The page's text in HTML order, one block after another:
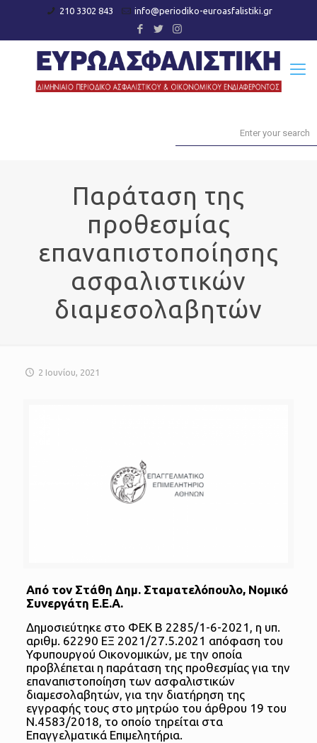
210 3302 843 info@periodiko-euroasfalistiki.gr
Παράταση της
προθεσμίας
επαναπιστοποίησης
ασφαλιστικών
διαμεσολαβητών
2 Ιουνίου, 2021
Από τον Στάθη Δημ. Σταματελόπουλο, Νομικό
Συνεργάτη Ε.Ε.Α.
Δημοσιεύτηκε στο ΦΕΚ Β 2285/1-6-2021, η υπ.
αριθμ. 62290 ΕΞ 2021/27.5.2021 απόφαση του
Υφυπουργού Οικονομικών, με την οποία
προβλέπεται η παράταση της προθεσμίας για την
επαναπιστοποίηση των ασφαλιστικών
διαμεσολαβητών, για την διατήρηση της
εγγραφής τους στο μητρώο του άρθρου 19 του
Ν.4583/2018, το οποίο τηρείται στα
Επαγγελματικά Επιμελητήρια.